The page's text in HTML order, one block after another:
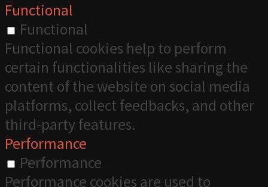
Functional
Functional
Functional cookies help to perform
certain functionalities like sharing the
content of the website on social media
platforms, collect feedbacks, and other
third-party features.
Performance
Performance
Performance cookies are used to